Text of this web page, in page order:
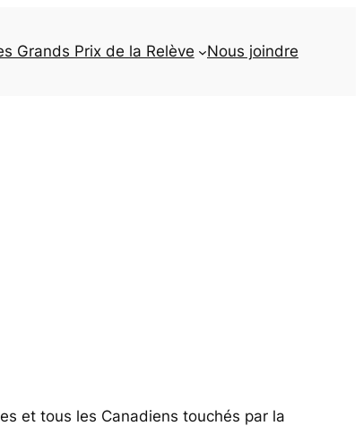
Grands Prix de la Relève Nous joindre
et tous les Canadiens touchés par la